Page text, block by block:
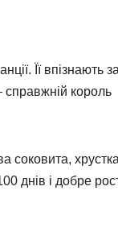
Її впізнають
король
соковита,
днів і добре